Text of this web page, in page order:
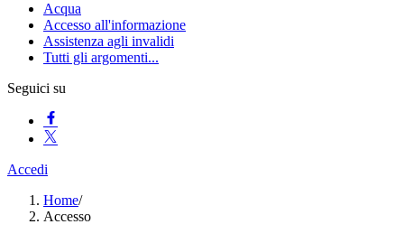
Acqua
Accesso all'informazione
Assistenza agli invalidi
Tutti gli argomenti...
Seguici su
Accedi
Home/
Accesso